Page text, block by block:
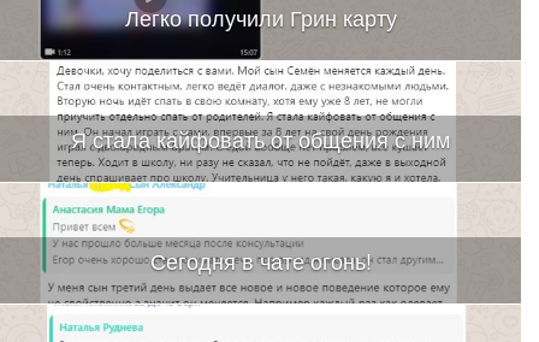
Легко получили Грин карту
Я стала кайфовать от общения с ним
Сегодня в чате огонь!